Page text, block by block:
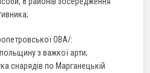
ОВА/:
з важкої арти;
снарядів по Марганецькій